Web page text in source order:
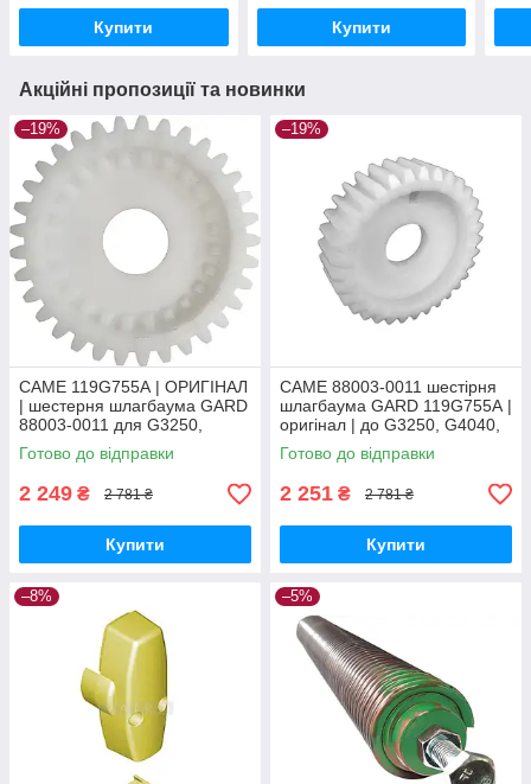
Купити Купити
Акційні пропозиції та новинки
–19%
CAME 119G755А | ОРИГІНАЛ
| шестерня шлагбаума GARD
88003-0011 для G3250,
G4040, G6500, G4000, G6000
Готово до відправки
2 249 ₴ 2 781 ₴
Купити
–19%
CAME 88003-0011 шестірня
шлагбаума GARD 119G755А |
оригінал | до G3250, G4040,
G6500, G4000, G6000
Готово до відправки
2 251 ₴ 2 781 ₴
Купити
–8% –5%